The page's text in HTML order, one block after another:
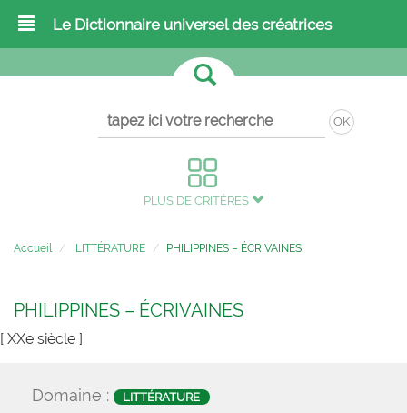
Le Dictionnaire universel des créatrices
OK
PLUS DE CRITÈRES
Accueil LITTÉRATURE PHILIPPINES – ÉCRIVAINES
PHILIPPINES – ÉCRIVAINES
[ XXe siècle ]
Domaine : LITTÉRATURE